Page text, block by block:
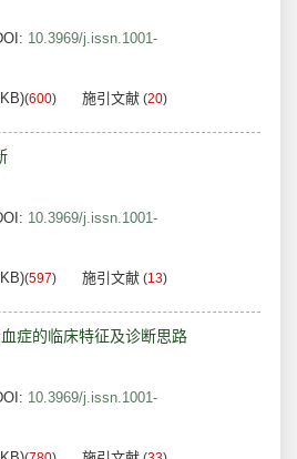
10.3969/j.issn.1001-
(600) 施引文献 (20)
10.3969/j.issn.1001-
(597) 施引文献 (13)
症的临床特征及诊断思路
10.3969/j.issn.1001-